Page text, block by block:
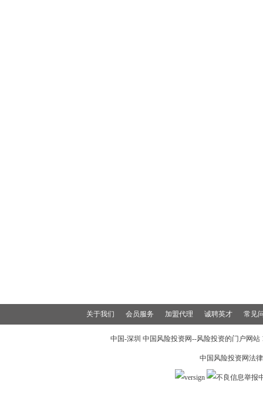
关于我们 会员服务 加盟代理 诚聘英才 常见
中国-深圳 中国风险投资网--风险投资的门户网
中国风险投资网法